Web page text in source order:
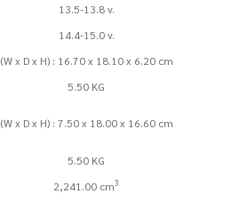
13.5-13.8 v.
14.4-15.0 v.
(W x D x H) : 16.70 x 18.10 x 6.20 cm
5.50 KG
(W x D x H) : 7.50 x 18.00 x 16.60 cm
5.50 KG
2,241.00 cm3